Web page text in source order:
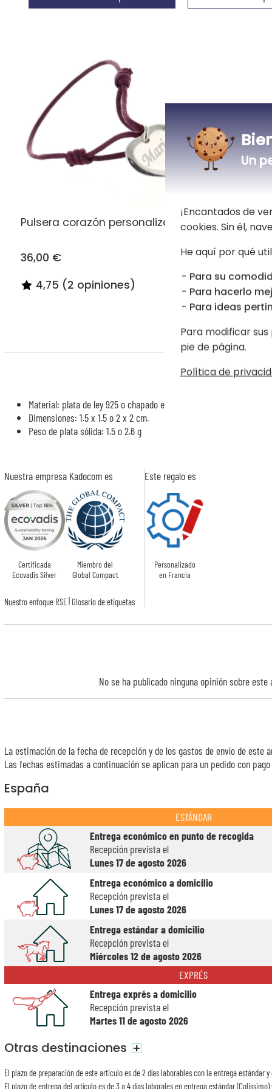
Pulsera corazón personalizada
36,00 €
4,75 (2 opiniones)
Pulsera
36,00 €
5,00
Material: plata de ley 925 o chapado en oro
Dimensiones: 1.5 x 1.5 o 2 x 2 cm.
Peso de plata sólida: 1.5 o 2.6 g
Nuestra empresa Kadocom es
Certificada
Ecovadis Silver
Miembro del
Global Compact
Nuestro enfoque RSE|Glosario de etiquetas
Este regalo es
Personalizado
en Francia
No se ha publicado ninguna opinión sobre
La estimación de la fecha de recepción y de los gastos de envío de este
Las fechas estimadas a continuación se aplican para un pedido con
España
ESTÁNDAR
Entrega económico en punto de recogida
Recepción prevista el
Lunes 17 de agosto 2026
Entrega económico a domicilio
Recepción prevista el
Lunes 17 de agosto 2026
Entrega estándar a domicilio
Recepción prevista el
Miércoles 12 de agosto 2026
EXPRÉS
Entrega exprés a domicilio
Recepción prevista el
Martes 11 de agosto 2026
Otras destinaciones +
El plazo de preparación de este articulo es de 2 días laborables con la entrega estándar
El plazo de entrega del artículo es de 3 a 4 días laborales en entrega estándar
Un
¡Encantados de
cookies. Sin él,
He aquí por qué
Para su
Para hacerlo
Para ideas
Para modificar
pie de página.
Política de